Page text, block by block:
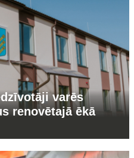
varēs
renovētajā ēkā